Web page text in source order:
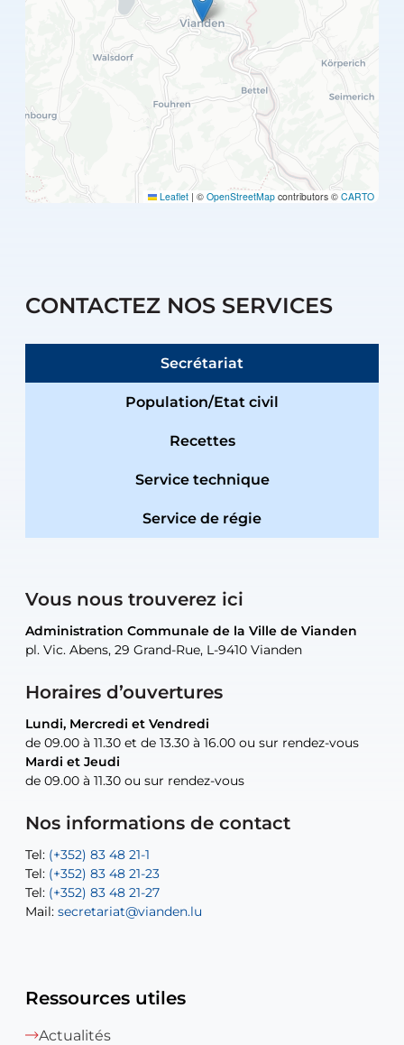
Leaflet | © OpenStreetMap contributors © CARTO
CONTACTEZ NOS SERVICES
Secrétariat
Population/Etat civil
Recettes
Service technique
Service de régie
Vous nous trouverez ici
Administration Communale de la Ville de Vianden
pl. Vic. Abens, 29 Grand-Rue, L-9410 Vianden
Horaires d’ouvertures
Lundi, Mercredi et Vendredi
de 09.00 à 11.30 et de 13.30 à 16.00 ou sur rendez-vous
Mardi et Jeudi
de 09.00 à 11.30 ou sur rendez-vous
Nos informations de contact
Tel: (+352) 83 48 21-1
Tel: (+352) 83 48 21-23
Tel: (+352) 83 48 21-27
Mail: secretariat@vianden.lu
Administration Communale de la Ville de Vianden
pl. Vic. Abens, 29 Grand-Rue, L-9410 Vianden
Lundi, Mercredi et Vendredi
de 09.00 à 11.30 et de 13.30 à 16.00 ou sur rendez-vous
Mardi et Jeudi
de 09.00 à 11.30 ou sur rendez-vous
Tel: (+352) 83 48 21-20
Tel: (+352) 83 48 21-22
Mail:sofia.carvalho@vianden.lu
Mail: diane.storn@vianden.lu
Administration Communale de la Ville de Vianden
pl. Vic. Abens, 29 Grand-Rue, L-9410 Vianden
uniquement sur rendez-vous
Mail:recette@vianden.lu
Administration Communale de la Ville de Vianden
pl. Vic. Abens, 29 Grand-Rue, L-9410 Vianden
uniquement sur rendez-vous
Tel:(+352) 83 48 21-31
Atelier Communal de la Ville de Vianden
30, rue Neugarten, L-9422 Vianden
uniquement sur rendez-vous
Tel:Permanence (Fuite d’eau) : 83 48 21 61
Ressources utiles
Actualités